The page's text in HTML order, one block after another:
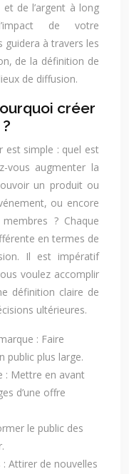
de l’argent à long
de votre
à travers les
de la définition de
de diffusion.
créer
est simple : quel est
vous augmenter la
un produit ou
ou encore
? Chaque
en termes de
Il est impératif
voulez accomplir
définition claire de
ultérieures.
: Faire
public plus large.
: Mettre en avant
d’une offre
le public des
Attirer de nouvelles